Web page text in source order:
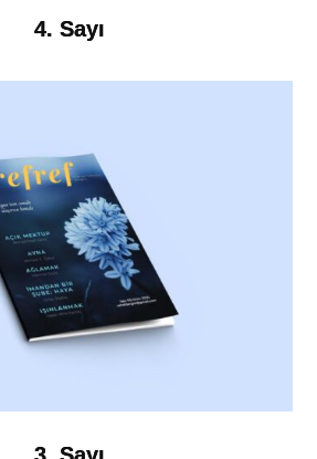
4. Sayı